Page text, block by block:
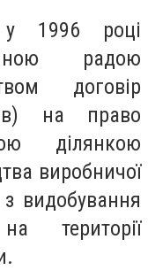
1996 році
радою
договір
на право
ділянкою
виробничої
видобування
території